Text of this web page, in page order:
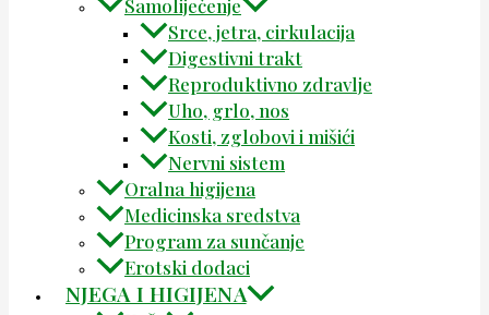
Samoliječenje
Srce, jetra, cirkulacija
Digestivni trakt
Reproduktivno zdravlje
Uho, grlo, nos
Kosti, zglobovi i mišići
Nervni sistem
Oralna higijena
Medicinska sredstva
Program za sunčanje
Erotski dodaci
NJEGA I HIGIJENA